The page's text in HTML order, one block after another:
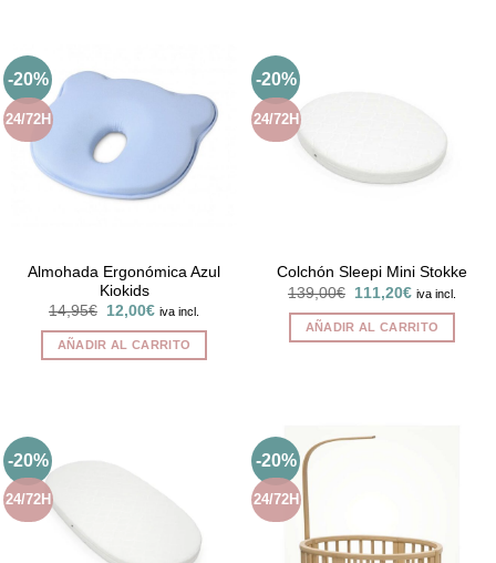
variantes.
opciones
se
pueden
elegir
página
de
producto
-20%
24/72H
Almohada Ergonómica Azul
Kiokids
14,95€
El
original
era:
12,00€El
actual
es:
iva incl.
AÑADIR AL CARRITO
-20%
24/72H
Colchón Sleepi Mini Stokke
139,00€
El
precio
original
era:
111,20€El
actual
es:
iva incl.
AÑADIR AL CARRITO
-20%
24/72H
-20%
24/72H